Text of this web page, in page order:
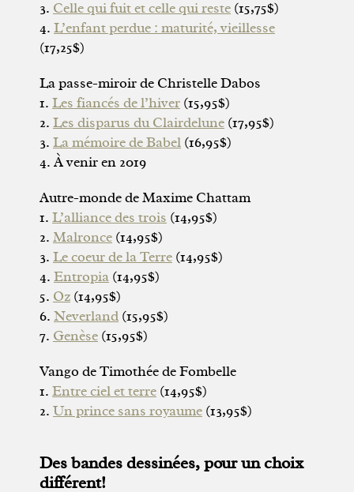
3. Celle qui fuit et celle qui reste (15,75$)
4. L’enfant perdue : maturité, vieillesse
(17,25$)
La passe-miroir de Christelle Dabos
1. Les fiancés de l’hiver (15,95$)
2. Les disparus du Clairdelune (17,95$)
3. La mémoire de Babel (16,95$)
4. À venir en 2019
Autre-monde de Maxime Chattam
1. L’alliance des trois (14,95$)
2. Malronce (14,95$)
3. Le coeur de la Terre (14,95$)
4. Entropia (14,95$)
5. Oz (14,95$)
6. Neverland (15,95$)
7. Genèse (15,95$)
Vango de Timothée de Fombelle
1. Entre ciel et terre (14,95$)
2. Un prince sans royaume (13,95$)
Des bandes dessinées, pour un choix
différent!